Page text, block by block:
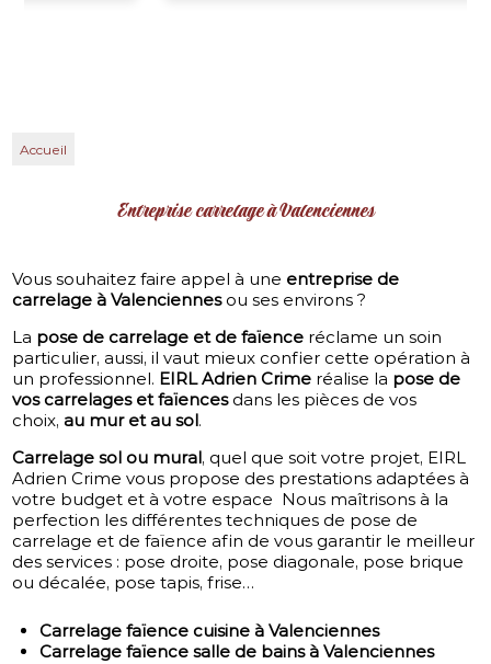
Accueil
Entreprise carrelage à Valenciennes
Vous souhaitez faire appel à une entreprise de
carrelage à Valenciennesou ses environs ?
La pose de carrelage et de faïence réclame un soin
particulier, aussi, il vaut mieux confier cette opération à
un professionnel. EIRL Adrien Crime réalise la pose de
vos carrelages et faïencesdans les pièces de vos
choix, au mur et au sol.
Carrelage sol ou mural, quel que soit votre projet, EIRL
Adrien Crime vous propose des prestations adaptées à
votre budget et à votre espace Nous maîtrisons à la
perfection les différentes techniques de pose de
carrelage et de faïence afin de vous garantir le meilleur
des services : pose droite, pose diagonale, pose brique
ou décalée, pose tapis, frise…
Carrelage faïence cuisine à Valenciennes
Carrelage faïence salle de bains à Valenciennes